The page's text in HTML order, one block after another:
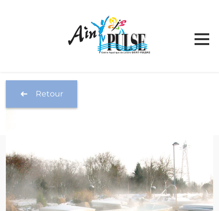
Température de l'eau aujourd'hui
HORAIRES / ACCÈS
Ain’ pulse
Retour